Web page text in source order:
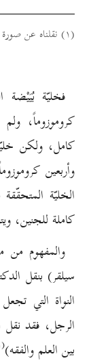
(۱) نقلناه عن صورة فتوغرافيّة من الرسالة: ۳.
فخليّة بُيَيْضة
كروموزوماً،
كامل، ولكن
وأربعين
الخليّة
كاملة للجنين،
والمفهوم من
سيلقر) بنقل
النواة التي
الرجل، فقد نقل
بين العلم والفقه)(۱)